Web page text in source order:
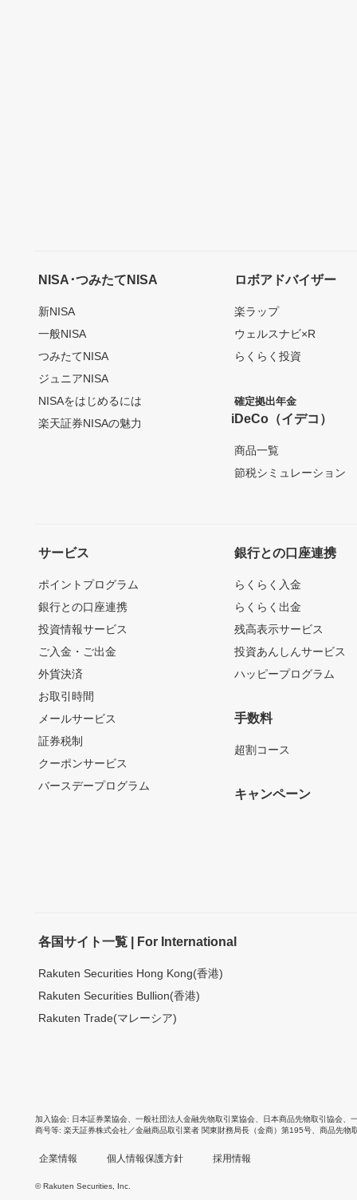
NISA･つみたてNISA
新NISA
一般NISA
つみたてNISA
ジュニアNISA
NISAをはじめるには
楽天証券NISAの魅力
ロボアドバイザー
楽ラップ
ウェルスナビ×R
らくらく投資
確定拠出年金
iDeCo（イデコ）
商品一覧
節税シミュレーション
サービス
ポイントプログラム
銀行との口座連携
投資情報サービス
ご入金・ご出金
外貨決済
お取引時間
メールサービス
証券税制
クーポンサービス
バースデープログラム
銀行との口座連携
らくらく入金
らくらく出金
残高表示サービス
投資あんしんサービス
ハッピープログラム
手数料
超割コース
キャンペーン
各国サイト一覧 | For International
Rakuten Securities Hong Kong(香港)
Rakuten Securities Bullion(香港)
Rakuten Trade(マレーシア)
加入協会 日本証券業協会 一般社団法人金融先物取引業協会 日本商品先物取引協会
商号等 楽天証券株式会社／金融商品取引業者 関東財務局長（金商）第195号、商品先物
企業情報 個人情報保護方針 採用情報
© Rakuten Securities, Inc.